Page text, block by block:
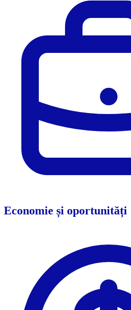
Economie și oportunități